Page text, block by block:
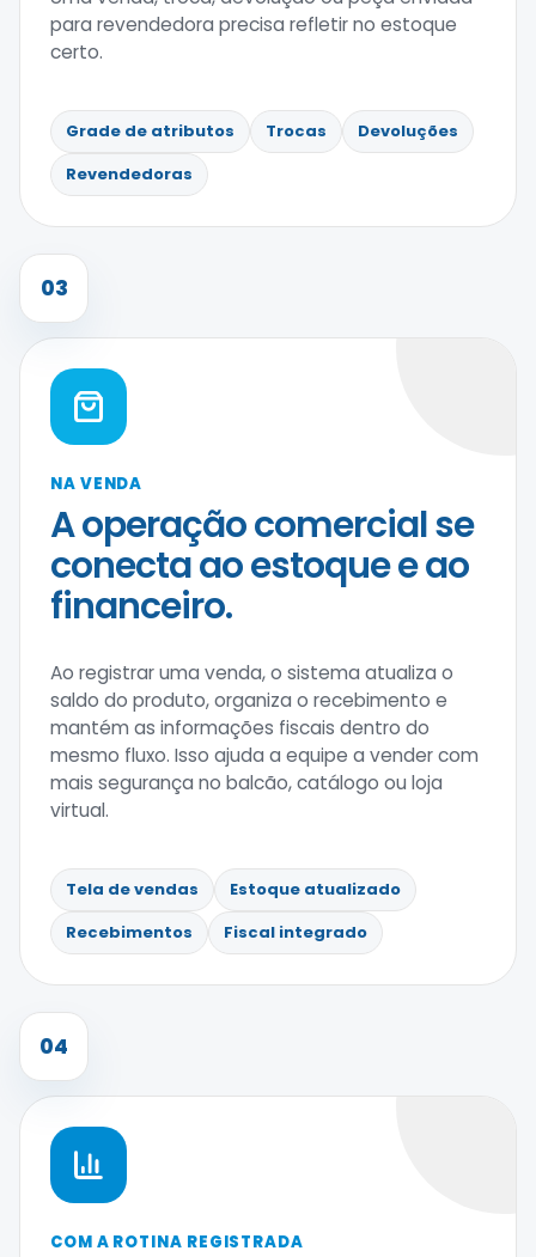
para revendedora precisa refletir no estoque
certo.
Grade de atributos Trocas
Devoluções
Revendedoras
03
NA VENDA
A operação comercial se
conecta ao estoque e ao
financeiro.
Ao registrar uma venda, o sistema atualiza o
saldo do produto, organiza o recebimento e
mantém as informações fiscais dentro do
mesmo fluxo. Isso ajuda a equipe a vender com
mais segurança no balcão, catálogo ou loja
virtual.
Tela de vendas
Estoque atualizado
Recebimentos
Fiscal integrado
04
COM A ROTINA REGISTRADA